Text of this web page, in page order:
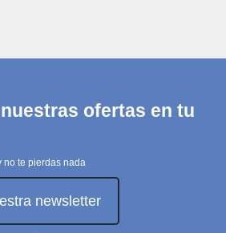
ofertas en tu
no te pierdas nada
newsletter